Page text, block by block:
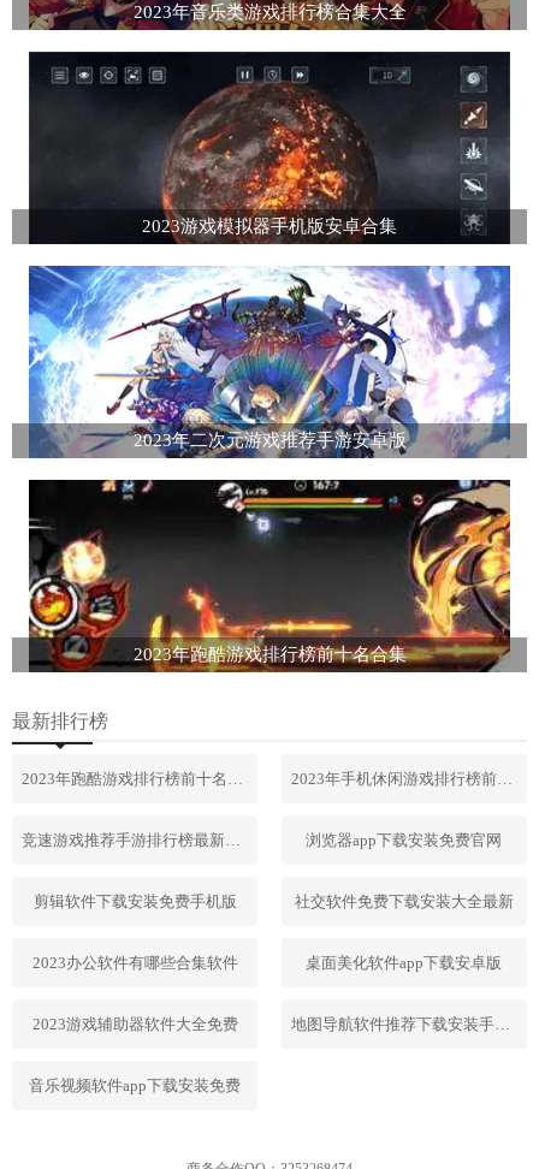
2023年音乐类游戏排行榜合集大全
2023游戏模拟器手机版安卓合集
2023年二次元游戏推荐手游安卓版
2023年跑酷游戏排行榜前十名合集
最新排行榜
2023年手机休闲游戏排行榜前十名
浏览器app下载安装免费官网
剪辑软件下载安装免费手机版 社交软件免费下载安装大全最新
2023办公软件有哪些合集软件 桌面美化软件app下载安卓版
2023游戏辅助器软件大全免费 地图导航软件推荐下载安装手机版
音乐视频软件app下载安装免费